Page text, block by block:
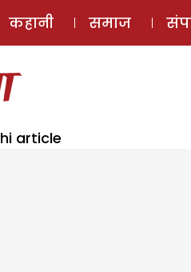
कहानी समाज
article